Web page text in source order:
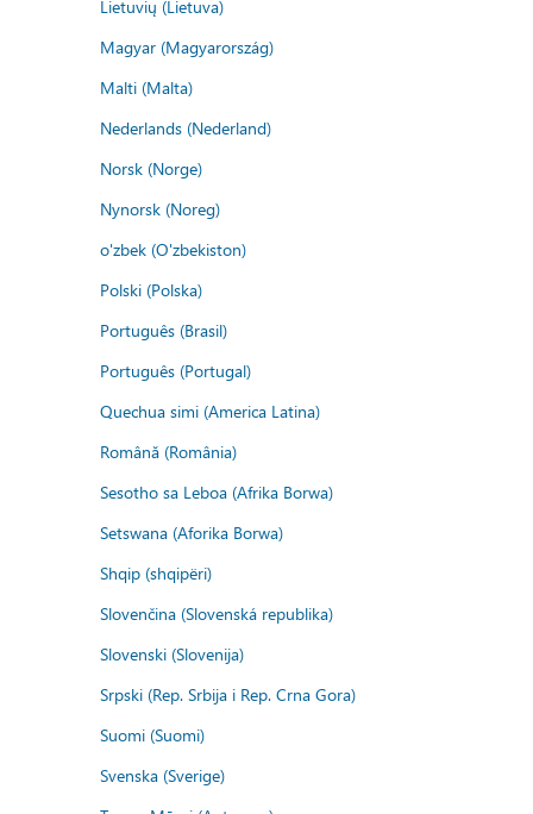
Lietuvių (Lietuva)
Magyar (Magyarország)
Malti (Malta)
Nederlands (Nederland)
Norsk (Norge)
Nynorsk (Noreg)
o'zbek (O'zbekiston)
Polski (Polska)
Português (Brasil)
Português (Portugal)
Quechua simi (America Latina)
Română (România)
Sesotho sa Leboa (Afrika Borwa)
Setswana (Aforika Borwa)
Shqip (shqipëri)
Slovenčina (Slovenská republika)
Slovenski (Slovenija)
Srpski (Rep. Srbija i Rep. Crna Gora)
Suomi (Suomi)
Svenska (Sverige)